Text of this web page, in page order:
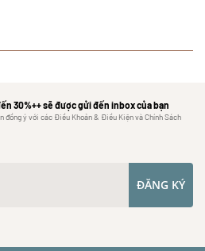
30%++ sẽ được gửi đến inbox của bạn
đồng ý với các Điều Khoản & Điều Kiện và Chính Sách
ĐĂNG KÝ